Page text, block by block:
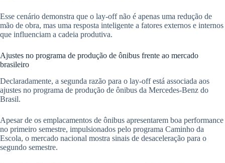
Esse cenário demonstra que o lay-off não é apenas uma redução de
mão de obra, mas uma resposta inteligente a fatores externos e internos
que influenciam a cadeia produtiva.
Ajustes no programa de produção de ônibus frente ao mercado
brasileiro
Declaradamente, a segunda razão para o lay-off está associada aos
ajustes no programa de produção de ônibus da Mercedes-Benz do
Brasil.
Apesar de os emplacamentos de ônibus apresentarem boa performance
no primeiro semestre, impulsionados pelo programa Caminho da
Escola, o mercado nacional mostra sinais de desaceleração para o
segundo semestre.